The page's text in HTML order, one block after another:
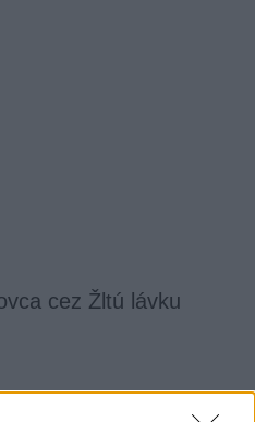
cez Žltú lávku